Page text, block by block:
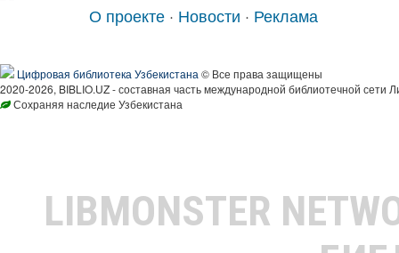
О проекте · Новости · Реклама
Цифровая библиотека Узбекистана © Все права защищены
2020-2026, BIBLIO.UZ - составная часть международной библиотечной сети
Сохраняя наследие Узбекистана
LIBMONSTER